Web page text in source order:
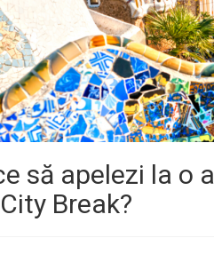
să apelezi la o
Break?